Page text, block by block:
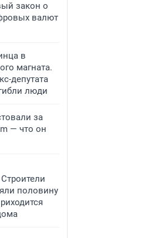
закон о
валют
в
магната.
депутата
люди
за
— что он
половину